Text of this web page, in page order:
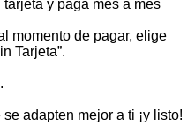
y paga mes a mes
momento de pagar, elige
Tarjeta”.
adapten mejor a ti ¡y listo!